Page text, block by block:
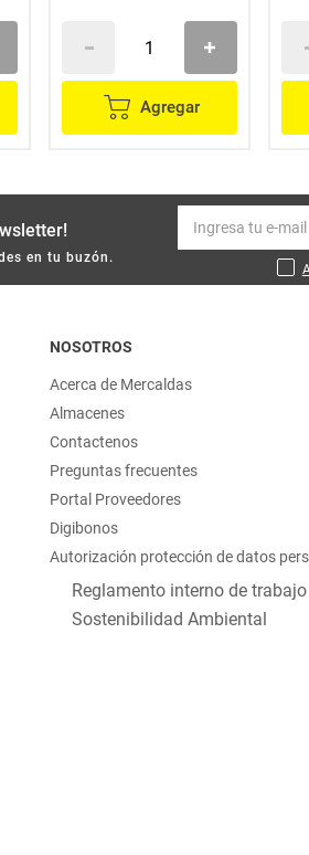
Agregar
en tu buzón.
NOSOTROS
Acerca de Mercaldas
Almacenes
Contactenos
Preguntas frecuentes
Portal Proveedores
Digibonos
Autorización protección de datos
Reglamento interno de trabajo
Sostenibilidad Ambiental